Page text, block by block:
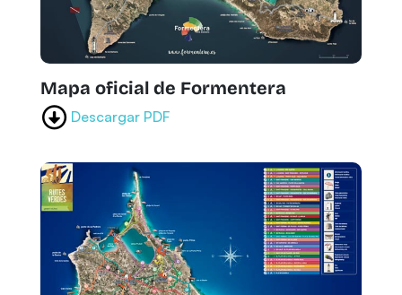
Mapa oficial de Formentera
Descargar PDF